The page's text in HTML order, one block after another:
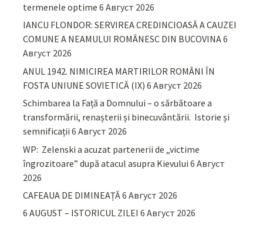
termenele optime 6 Август 2026
IANCU FLONDOR: SERVIREA CREDINCIOASĂ A CAUZEI
COMUNE A NEAMULUI ROMÂNESC DIN BUCOVINA6
Август 2026
ANUL 1942. NIMICIREA MARTIRILOR ROMÂNI ÎN
FOSTA UNIUNE SOVIETICĂ (IX) 6 Август 2026
Schimbarea la Față a Domnului – o sărbătoare a
transformării, renașterii și binecuvântării. Istorie și
semnificații 6 Август 2026
WP: Zelenski a acuzat partenerii de „victime
îngrozitoare” după atacul asupra Kievului 6 Август
2026
CAFEAUA DE DIMINEAȚĂ6 Август 2026
6 AUGUST – ISTORICUL ZILEI 6 Август 2026